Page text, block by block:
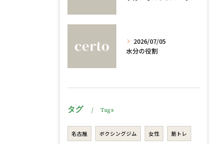
2026/07/05
水分の役割
タグ Tags
名古屋 ボクシングジム 女性 筋トレ